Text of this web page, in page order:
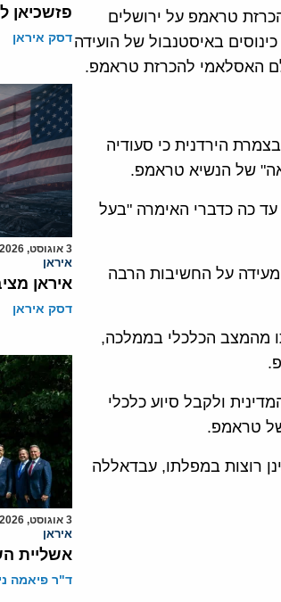
טראמפ על ירושלים
באיסטנבול של הועידה
האסלאמי להכרזת טראמפ.
הירדנית כי סעודיה
של הנשיא טראמפ.
עד כה כדברי האימרה "בעל
על החשיבות הרבה
מהמצב הכלכלי בממלכה,
ולקבל סיוע כלכלי
טראמפ.
רוצות במפלתו, עבדאללה
פזשכיאן
דסק איראן
3 אוגוסט, 2026
איראן
איראן
דסק איראן
3 אוגוסט, 2026
איראן
אשליית
ד"ר פיאמה